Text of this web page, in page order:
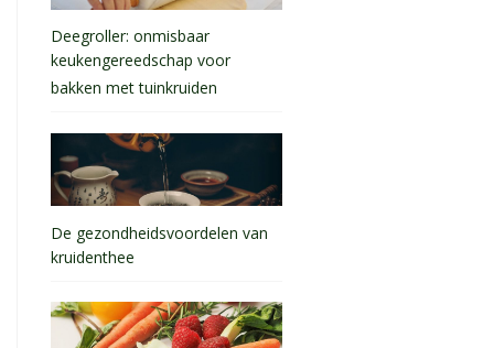
Deegroller: onmisbaar
keukengereedschap voor
bakken met tuinkruiden
De gezondheidsvoordelen van
kruidenthee